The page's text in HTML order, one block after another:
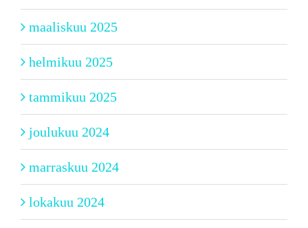
maaliskuu 2025
helmikuu 2025
tammikuu 2025
joulukuu 2024
marraskuu 2024
lokakuu 2024